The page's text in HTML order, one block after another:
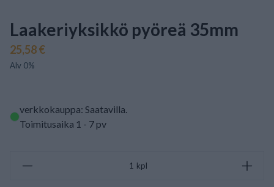
Laakeriyksikkö pyöreä 35mm
25,58 €
Alv 0%
verkkokauppa: Saatavilla.
Toimitusaika 1 - 7 pv
kpl